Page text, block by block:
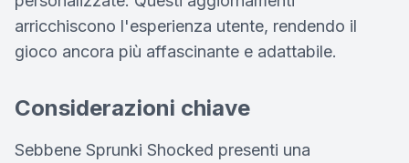
arricchiscono l'esperienza utente, rendendo il
gioco ancora più affascinante e adattabile.
Considerazioni chiave
Sebbene Sprunki Shocked presenti una